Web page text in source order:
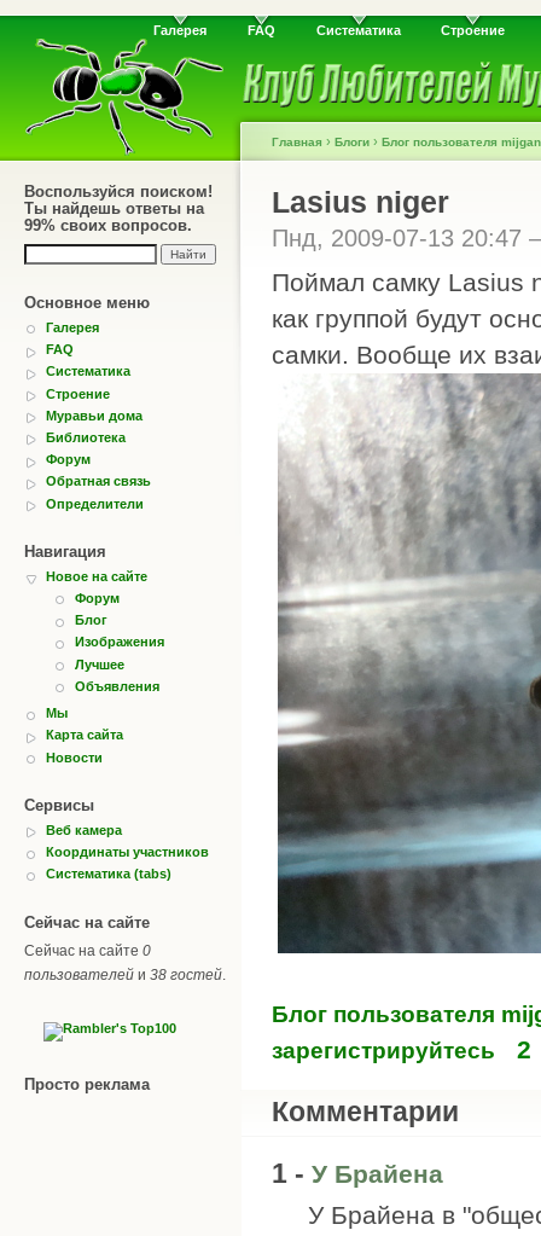
Галерея FAQ Систематика Строение
Воспользуйся поиском!
Ты найдешь ответы на
99% своих вопросов.
Основное меню
Галерея
FAQ
Систематика
Строение
Муравьи дома
Библиотека
Форум
Обратная связь
Определители
Навигация
Новое на сайте
Форум
Блог
Изображения
Лучшее
Объявления
Мы
Карта сайта
Новости
Сервисы
Веб камера
Координаты участников
Систематика (tabs)
Сейчас на сайте
Сейчас на сайте 0
пользователей и 38 гостей
Просто реклама
Главная › Блоги › Блог пользователя mijgan
Lasius niger
Пнд, 2009-07-13
Поймал самку Lasius
как группой будут
самки. Вообще их
Блог пользователя
зарегистрируйтесь
2
Комментарии
1 - У Брайена
У Брайена в